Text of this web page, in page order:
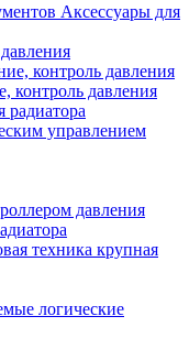
Аксессуары для
контроль давления
радиатора
управлением
давления
техника крупная